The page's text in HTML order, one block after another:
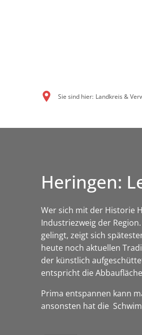
Sie sind hier: Landkreis &
Heringen:
Wer sich mit der Historie
Industriezweig der
gelingt, zeigt sich
heute noch aktuellen
der künstlich
entspricht die
Prima entspannen kann
ansonsten hat die